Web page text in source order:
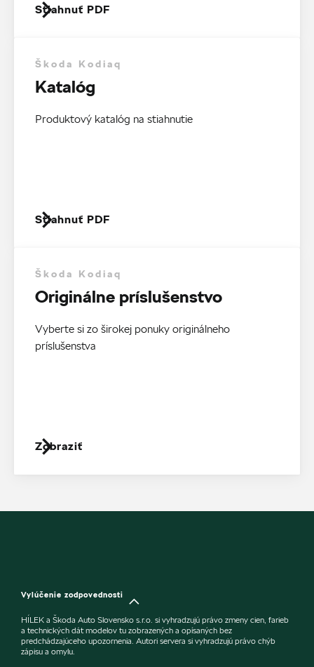
Stiahnuť PDF
Škoda Kodiaq
Katalóg
Produktový katalóg na stiahnutie
Stiahnuť PDF
Škoda Kodiaq
Originálne príslušenstvo
Vyberte si zo širokej ponuky originálneho
príslušenstva
Zobraziť
Vylúčenie zodpovednosti
HÍLEK a Škoda Auto Slovensko s.r.o. si vyhradzujú právo zmeny cien, farieb
a technických dát modelov tu zobrazených a opísaných bez
predchádzajúceho upozornenia. Autori servera si vyhradzujú právo chýb
zápisu a omylu.